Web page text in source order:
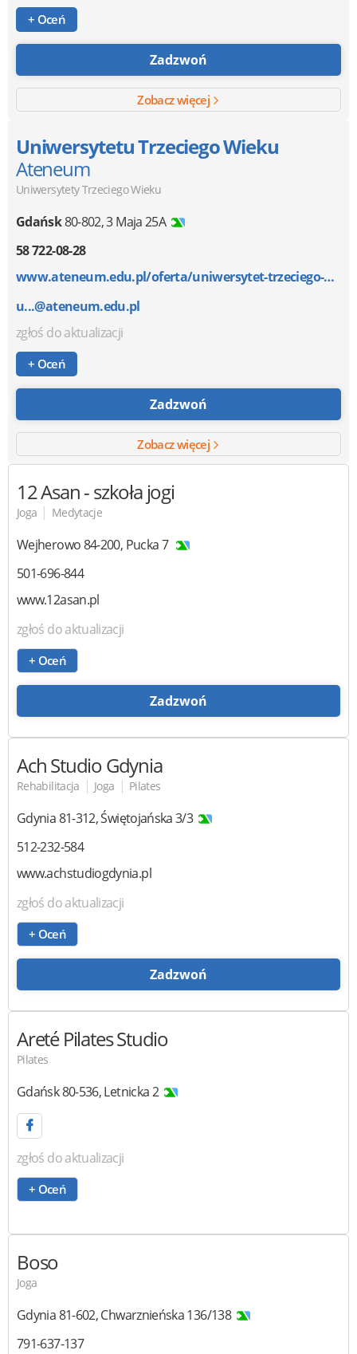
+ Oceń
Zadzwoń
Zobacz więcej
Uniwersytetu Trzeciego Wieku
Ateneum
Uniwersytety Trzeciego Wieku
Gdańsk80-802,3 Maja 25A
58 722-08-28
www.ateneum.edu.pl/oferta/uniwersytet-trzeciego-wiek...
u...@ateneum.edu.pl
zgłoś do aktualizacji
+ Oceń
Zadzwoń
Zobacz więcej
12 Asan- szkoła jogi
Joga | Medytacje
Wejherowo84-200, Pucka 7
501-696-844
www.12asan.pl
zgłoś do aktualizacji
+ Oceń
Zadzwoń
Ach Studio Gdynia
Rehabilitacja | Joga | Pilates
Gdynia81-312,Świętojańska 3/3
512-232-584
www.achstudiogdynia.pl
zgłoś do aktualizacji
+ Oceń
Zadzwoń
Areté Pilates Studio
Pilates
Gdańsk80-536,Letnicka 2
zgłoś do aktualizacji
+ Oceń
Boso
Joga
Gdynia81-602,Chwarznieńska 136/138
791-637-137